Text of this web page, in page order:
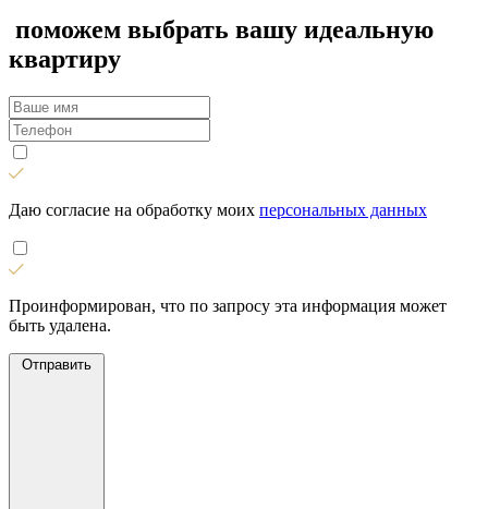
поможем выбрать вашу идеальную
квартиру
Даю согласие на обработку моих персональных данных
Проинформирован, что по запросу эта информация может
быть удалена.
Отправить